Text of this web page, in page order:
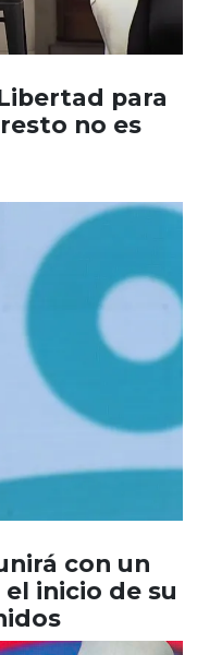
para
no es
con un
inicio de su